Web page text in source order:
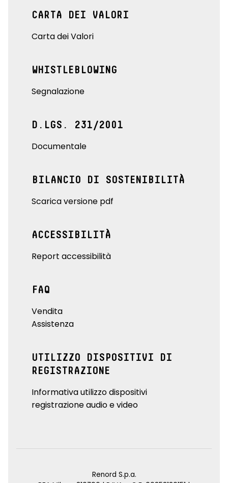
CARTA DEI VALORI
Carta dei Valori
WHISTLEBLOWING
Segnalazione
D.LGS. 231/2001
Documentale
BILANCIO DI SOSTENIBILITÀ
Scarica versione pdf
ACCESSIBILITÀ
Report accessibilità
FAQ
Vendita
Assistenza
UTILIZZO DISPOSITIVI DI
REGISTRAZIONE
Informativa utilizzo dispositivi
registrazione audio e video
Renord S.p.a.